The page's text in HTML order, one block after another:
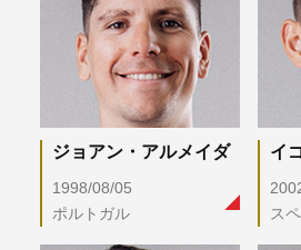
ジョアン・アルメイダ
1998/08/05
ポルトガル
イ
ス